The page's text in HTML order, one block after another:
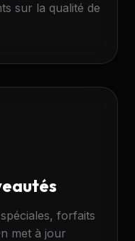
sur la qualité de
forfaits
met à jour